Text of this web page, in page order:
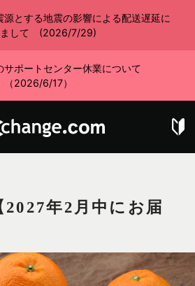
とする地震の影響による配送遅延に
まして (2026/7/29)
ポートセンター休業について
（2026/6/17）
2027年2月中にお届